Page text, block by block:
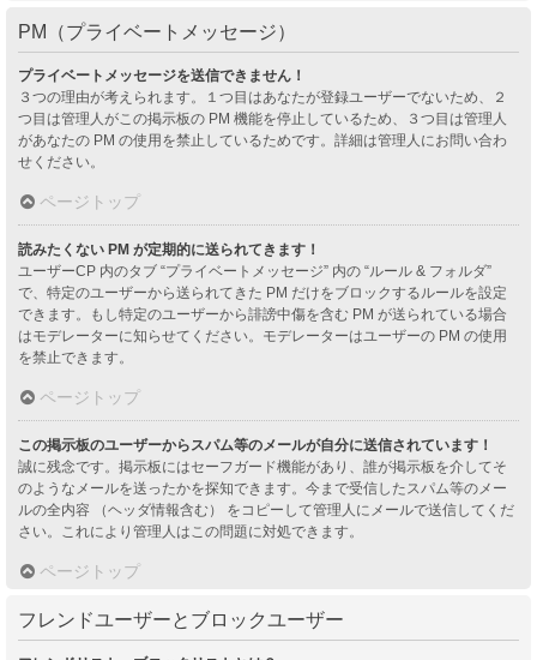
PM（プライベートメッセージ）
プライベートメッセージを送信できません！
３つの理由が考えられます。１つ目はあなたが登録ユーザーでないため、２
つ目は管理人がこの掲示板の PM 機能を停止しているため、３つ目は管理人
があなたの PM の使用を禁止しているためです。詳細は管理人にお問い合わ
せください。
ページトップ
読みたくない PM が定期的に送られてきます！
ユーザーCP 内のタブ “プライベートメッセージ” 内の “ルール & フォルダ”
で、特定のユーザーから送られてきた PM だけをブロックするルールを設定
できます。もし特定のユーザーから誹謗中傷を含む PM が送られている場合
はモデレーターに知らせてください。モデレーターはユーザーの PM の使用
を禁止できます。
ページトップ
この掲示板のユーザーからスパム等のメールが自分に送信されています！
誠に残念です。掲示板にはセーフガード機能があり、誰が掲示板を介してそ
のようなメールを送ったかを探知できます。今まで受信したスパム等のメー
ルの全内容 （ヘッダ情報含む） をコピーして管理人にメールで送信してくだ
さい。これにより管理人はこの問題に対処できます。
ページトップ
フレンドユーザーとブロックユーザー